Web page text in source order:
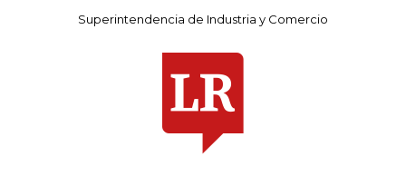
Superintendencia de Industria y Comercio